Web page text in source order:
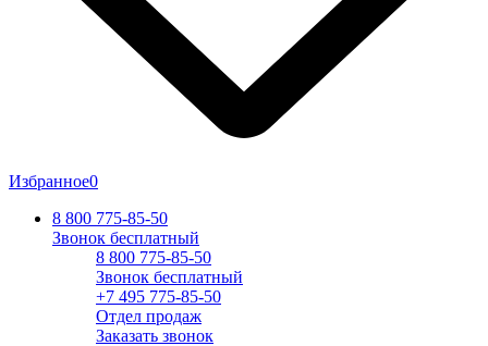
Избранное0
8 800 775-85-50
Звонок бесплатный
8 800 775-85-50
Звонок бесплатный
+7 495 775-85-50
Отдел продаж
Заказать звонок